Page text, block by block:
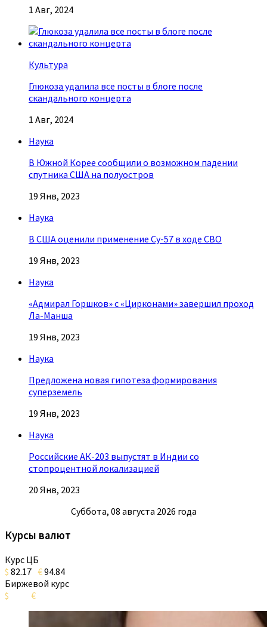
1 Авг, 2024
Культура
Глюкоза удалила все посты в блоге после
скандального концерта
1 Авг, 2024
Наука
В Южной Корее сообщили о возможном падении
спутника США на полуостров
19 Янв, 2023
Наука
В США оценили применение Су-57 в ходе СВО
19 Янв, 2023
Наука
«Адмирал Горшков» с «Цирконами» завершил проход
Ла-Манша
19 Янв, 2023
Наука
Предложена новая гипотеза формирования
суперземель
19 Янв, 2023
Наука
Российские АК-203 выпустят в Индии со
стопроцентной локализацией
20 Янв, 2023
Суббота, 08 августа 2026 года
Курсы валют
Курс ЦБ
$ 82.17 €94.84
Биржевой курс
$
€